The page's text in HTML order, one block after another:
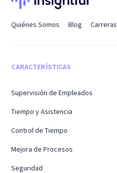
Quiénes Somos Blog Carreras
CARACTERÍSTICAS
Supervisión de Empleados
Tiempo y Asistencia
Control de Tiempo
Mejora de Procesos
Seguridad